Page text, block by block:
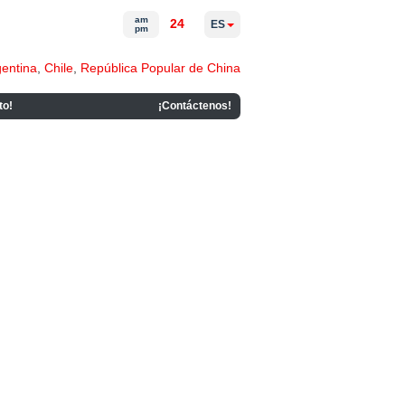
Chile República Popular de China
¡Contáctenos!
am
pm
24 ES